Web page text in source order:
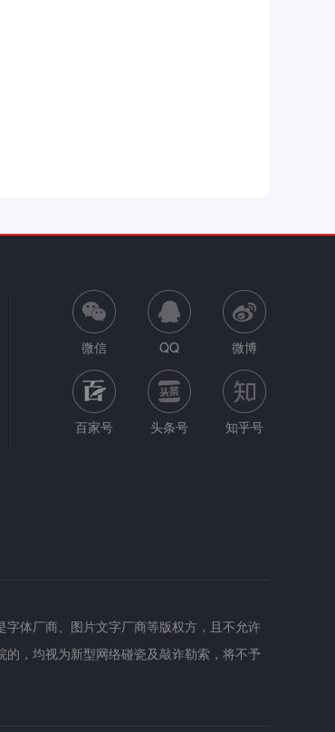
微信 QQ 微博
百家号 头条号 知乎号
体厂商、图片文字厂商等版权方，且不允许
，均视为新型网络碰瓷及敲诈勒索，将不予